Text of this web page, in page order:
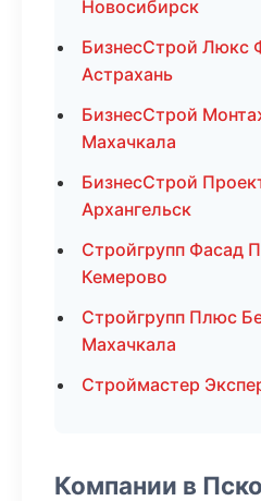
Новосибирск
БизнесСтрой Люкс
Астрахань
БизнесСтрой
Махачкала
БизнесСтрой
Архангельск
Стройгрупп Фасад
Кемерово
Стройгрупп Плюс
Махачкала
Строймастер
Компании в